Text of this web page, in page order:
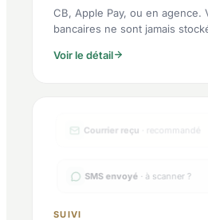
CB, Apple Pay, ou en agence.
bancaires ne sont jamais
Voir le détail
SMS envoyé · à scanner ?
SUIVI